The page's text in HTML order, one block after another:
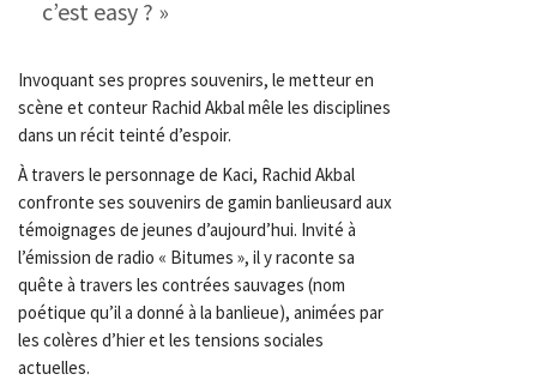
c’est easy ? »
Invoquant ses propres souvenirs, le metteur en
scène et conteur Rachid Akbal mêle les disciplines
dans un récit teinté d’espoir.
À travers le personnage de Kaci, Rachid Akbal
confronte ses souvenirs de gamin banlieusard aux
témoignages de jeunes d’aujourd’hui. Invité à
l’émission de radio « Bitumes », il y raconte sa
quête à travers les contrées sauvages (nom
poétique qu’il a donné à la banlieue), animées par
les colères d’hier et les tensions sociales
actuelles.